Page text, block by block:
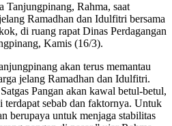
Rahma, saat
Ramadhan dan Idulfitri bersama
di ruang rapat Dinas Perdagangan
Kamis (16/3).
akan terus memantau
jelang Ramadhan dan Idulfitri.
Pangan akan kawal betul-betul,
sebab dan faktornya. Untuk
berupaya untuk menjaga stabilitas